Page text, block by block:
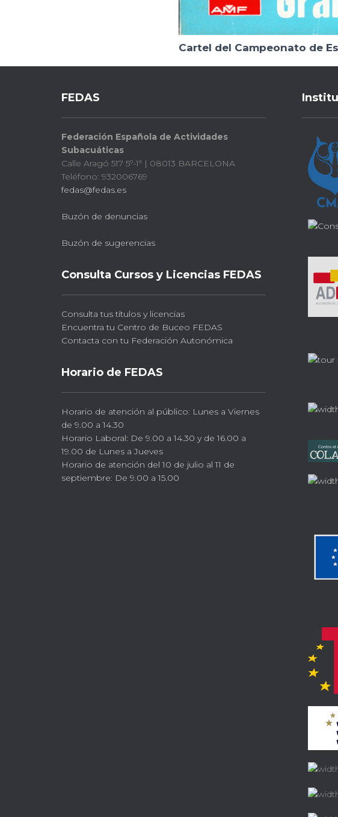
Cartel del Campeonato de
FEDAS
Federación Española de Actividades
Subacuáticas
Calle Aragó 517 5º-1ª | 08013 BARCELONA
Teléfono: 932006769
fedas@fedas.es
Buzón de denuncias
Buzón de sugerencias
Consulta Cursos y Licencias FEDAS
Consulta tus títulos y licencias
Encuentra tu Centro de Buceo FEDAS
Contacta con tu Federación Autonómica
Horario de FEDAS
Horario de atención al público: Lunes a Viernes
de 9.00 a 14.30
Horario Laboral: De 9.00 a 14.30 y de 16.00 a
19.00 de Lunes a Jueves
Horario de atención del 10 de julio al 11 de
septiembre: De 9.00 a 15.00